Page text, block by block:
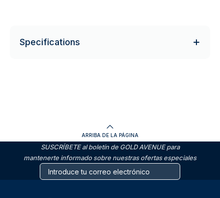
Specifications
ARRIBA DE LA PÁGINA
SUSCRÍBETE al boletín de GOLD AVENUE para
mantenerte informado sobre nuestras ofertas especiales